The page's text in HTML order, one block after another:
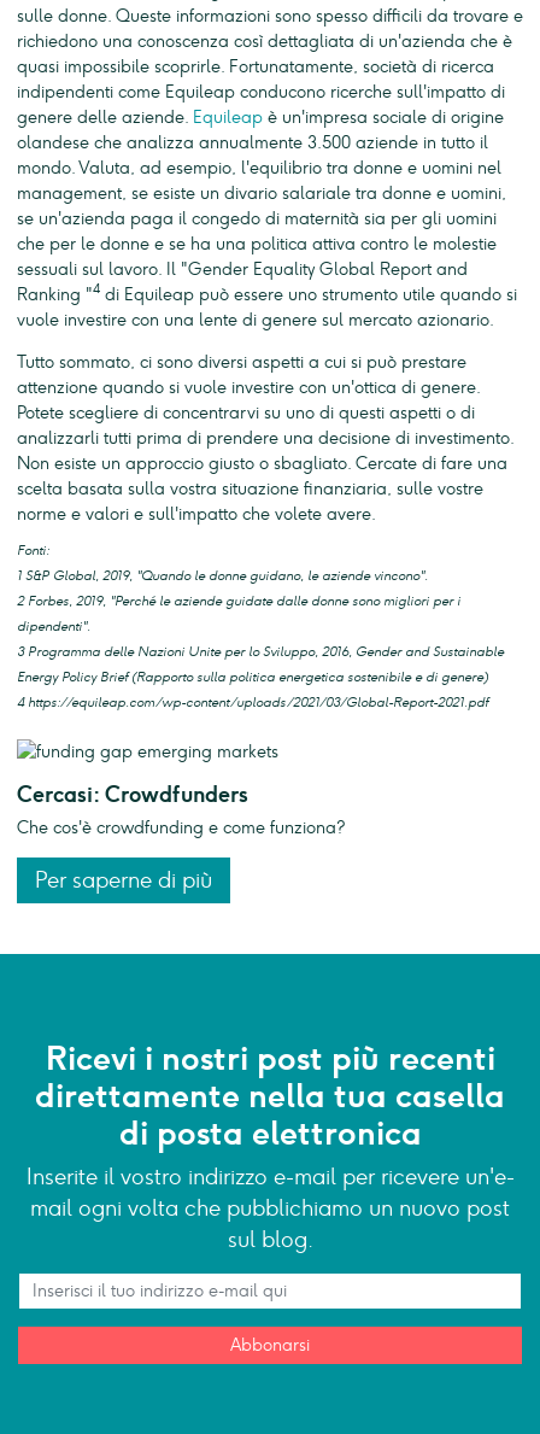
sulle donne. Queste informazioni sono spesso difficili da trovare e
richiedono una conoscenza così dettagliata di un'azienda che è
quasi impossibile scoprirle. Fortunatamente, società di ricerca
indipendenti come Equileap conducono ricerche sull'impatto di
genere delle aziende. Equileap è un'impresa sociale di origine
olandese che analizza annualmente 3.500 aziende in tutto il
mondo. Valuta, ad esempio, l'equilibrio tra donne e uomini nel
management, se esiste un divario salariale tra donne e uomini,
se un'azienda paga il congedo di maternità sia per gli uomini
che per le donne e se ha una politica attiva contro le molestie
sessuali sul lavoro. Il "Gender Equality Global Report and
Ranking "4 di Equileap può essere uno strumento utile quando si
vuole investire con una lente di genere sul mercato azionario.
Tutto sommato, ci sono diversi aspetti a cui si può prestare
attenzione quando si vuole investire con un'ottica di genere.
Potete scegliere di concentrarvi su uno di questi aspetti o di
analizzarli tutti prima di prendere una decisione di investimento.
Non esiste un approccio giusto o sbagliato. Cercate di fare una
scelta basata sulla vostra situazione finanziaria, sulle vostre
norme e valori e sull'impatto che volete avere.
Fonti:
1 S&P Global, 2019, "Quando le donne guidano, le aziende vincono".
2 Forbes, 2019, "Perché le aziende guidate dalle donne sono migliori per i
dipendenti".
3 Programma delle Nazioni Unite per lo Sviluppo, 2016, Gender and Sustainable
Energy Policy Brief (Rapporto sulla politica energetica sostenibile e di genere)
4 https://equileap.com/wp-content/uploads/2021/03/Global-Report-2021.pdf
Cercasi: Crowdfunders
Che cos'è crowdfunding e come funziona?
Per saperne di più
Ricevi i nostri post più recenti
direttamente nella tua casella
di posta elettronica
Inserite il vostro indirizzo e-mail per ricevere un'e-
mail ogni volta che pubblichiamo un nuovo post
sul blog.
Abbonarsi